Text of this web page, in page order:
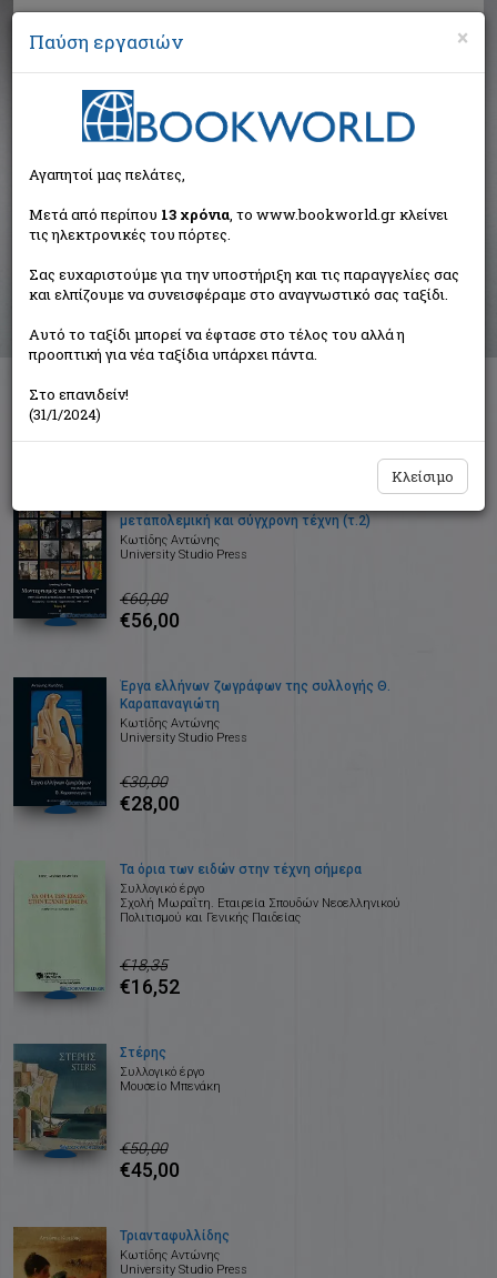
Αναζήτηση
Αποτελέσματα αναζήτησης
Συγγραφέας: Κωτίδης Αντώνης (13 βιβλία)
Ταξινόμηση ανά:
μεταπολεμική και σύγχρονη τέχνη (τ.2)
Κωτίδης Αντώνης
University Studio Press
€60,00
€56,00
Έργα ελλήνων ζωγράφων της συλλογής Θ.
Καραπαναγιώτη
Κωτίδης Αντώνης
University Studio Press
€30,00
€28,00
Τα όρια των ειδών στην τέχνη σήμερα
Συλλογικό έργο
Σχολή Μωραΐτη. Εταιρεία Σπουδών Νεοελληνικού
Πολιτισμού και Γενικής Παιδείας
€18,35
€16,52
Στέρης
Συλλογικό έργο
Μουσείο Μπενάκη
€50,00
€45,00
Τριανταφυλλίδης
Κωτίδης Αντώνης
University Studio Press
×
Παύση εργασιών
Αγαπητοί μας πελάτες,
Μετά από περίπου 13 χρόνια, το www.bookworld.gr κλείνει
τις ηλεκτρονικές του πόρτες.
Σας ευχαριστούμε για την υποστήριξη και τις παραγγελίες σας
και ελπίζουμε να συνεισφέραμε στο αναγνωστικό σας ταξίδι.
Αυτό το ταξίδι μπορεί να έφτασε στο τέλος του αλλά η
προοπτική για νέα ταξίδια υπάρχει πάντα.
Στο επανιδείν!
(31/1/2024)
Κλείσιμο